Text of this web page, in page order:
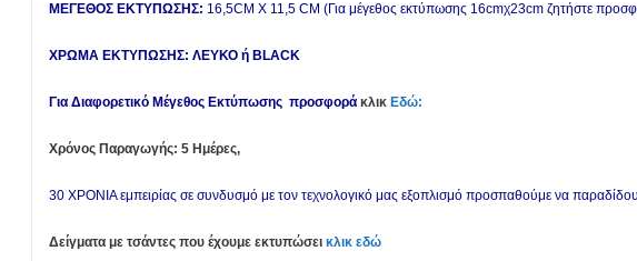
ΜΕΓΕΘΟΣ ΕΚΤΥΠΩΣΗΣ: 16,5CM X 11,5 CM (Για μέγεθος εκτύπωσης 16cmχ23cm ζητήστε
ΧΡΩΜΑ ΕΚΤΥΠΩΣΗΣ: ΛΕΥΚΟ ή BLACK
Για Διαφορετικό Μέγεθος Εκτύπωσης προσφοράκλικ Εδώ:
Χρόνος Παραγωγής: 5 Ημέρες,
30 ΧΡΟΝΙΑ εμπειρίας σε συνδυσμό με τον τεχνολογικό μας εξοπλισμό προσπαθούμε να
Δείγματα με τσάντες που έχουμε εκτυπώσεικλικ εδώ